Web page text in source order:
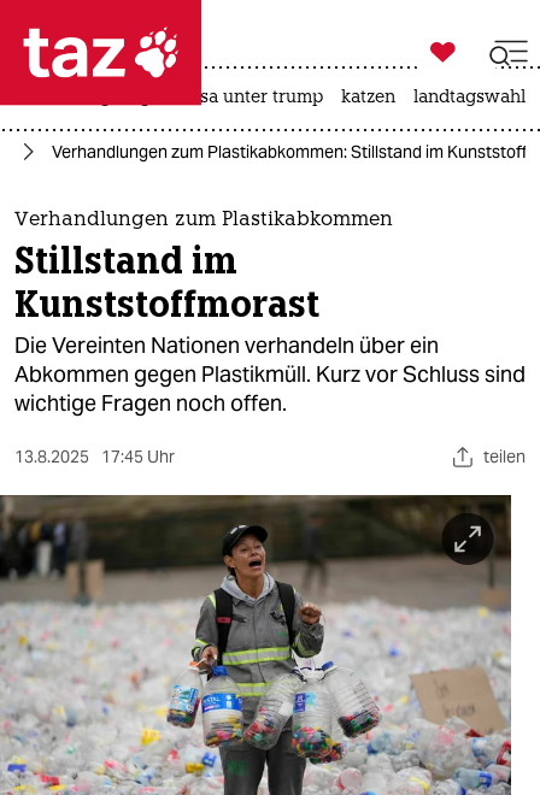
 taz zahl ich
taz zahl ich
themen
politik
öko
gesellschaft
sport
berlin
nord
wahrheit
verlag
verlag

taz zahl ich
usa unter trump katzen landtagswahl
Verhandlungen zum Plastikabkommen: Stillstand im
Verhandlungen zum Plastikabkommen
Stillstand im
Kunststoffmorast
Die Vereinten Nationen verhandeln über ein
Abkommen gegen Plastikmüll. Kurz vor Schluss sind
wichtige Fragen noch offen.
13.8.2025 17:45 Uhr teilen